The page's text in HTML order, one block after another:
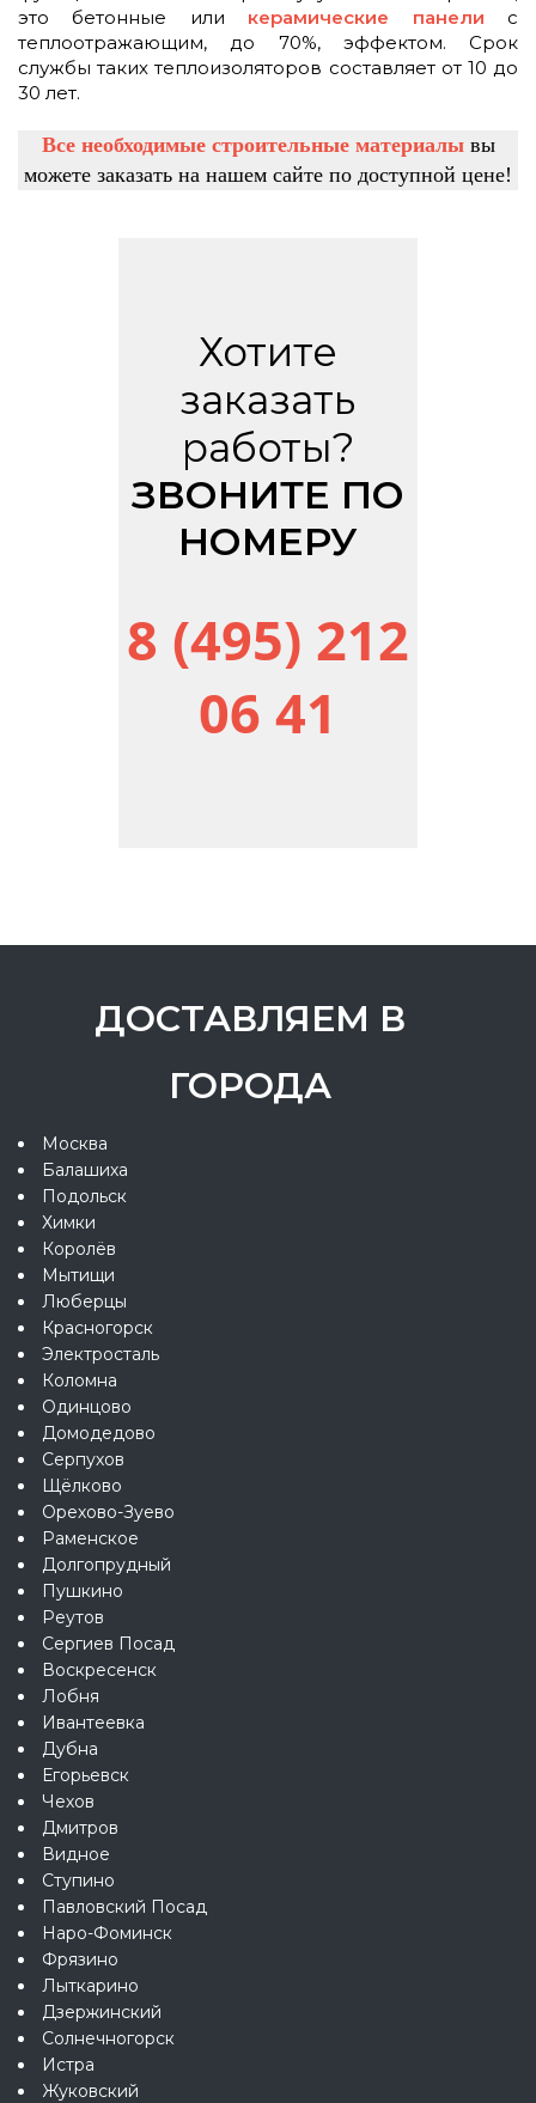
это бетонные или керамические панели с
теплоотражающим, до 70%, эффектом. Срок
службы таких теплоизоляторов составляет от 10 до
30 лет.
Все необходимые строительные материалывы
можете заказать на нашем сайте по доступной цене!
Хотите
заказать
работы?
ЗВОНИТЕ ПО
НОМЕРУ
8 (495) 212
06 41
ДОСТАВЛЯЕМ В
ГОРОДА
Москва
Балашиха
Подольск
Химки
Королёв
Мытищи
Люберцы
Красногорск
Электросталь
Коломна
Одинцово
Домодедово
Серпухов
Щёлково
Орехово-Зуево
Раменское
Долгопрудный
Пушкино
Реутов
Сергиев Посад
Воскресенск
Лобня
Ивантеевка
Дубна
Егорьевск
Чехов
Дмитров
Видное
Ступино
Павловский Посад
Наро-Фоминск
Фрязино
Лыткарино
Дзержинский
Солнечногорск
Истра
Жуковский